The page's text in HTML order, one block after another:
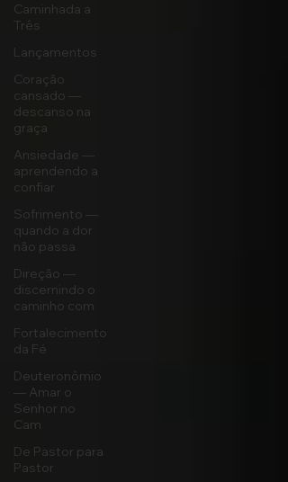
Caminhada a
Três
Lançamentos
Coração
cansado —
descanso na
graça
Ansiedade —
aprendendo a
confiar
Sofrimento —
quando a dor
não passa
Direção —
discernindo o
caminho com
Fortalecimento
da Fé
Deuteronômio
— Amar o
Senhor no
Cam
De Pastor para
Pastor